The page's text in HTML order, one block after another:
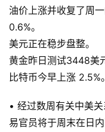
油价上涨并收复了周
0.6%。
美元正在稳步盘整。
黄金昨日测试3448美
比特币今早上涨 2.5%。
• 经过数周有关中美
易官员将于周末在日